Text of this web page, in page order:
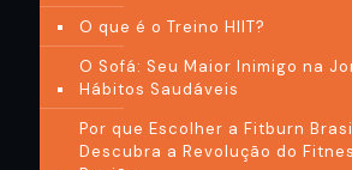
O que é o Treino HIIT?
O Sofá: Seu Maior Inimigo na
Hábitos Saudáveis
Por que Escolher a Fitburn
Descubra a Revolução do